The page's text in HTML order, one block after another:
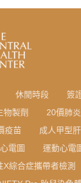
休閒時段
簽
物製劑
20價肺
疫苗
成人甲型
電圖
運動心電
X綜合症攜帶者檢測